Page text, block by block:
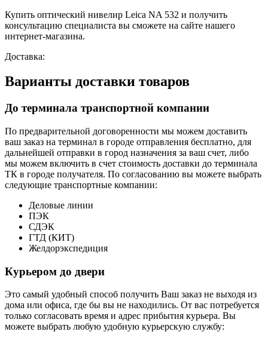
Купить оптический нивелир Leica NA 532 и получить
консультацию специалиста вы сможете на сайте нашего
интернет-магазина.
Доставка:
Варианты доставки товаров
До терминала транспортной компании
По предварительной договоренности мы можем доставить
ваш заказ на терминал в городе отправления бесплатно, для
дальнейшей отправки в город назначения за ваш счет, либо
мы можем включить в счет стоимость доставки до терминала
ТК в городе получателя. По согласованию вы можете выбрать
следующие транспортные компании:
Деловые линии
ПЭК
СДЭК
ГТД (КИТ)
Желдорэкспедиция
Курьером до двери
Это самый удобный способ получить Ваш заказ не выходя из
дома или офиса, где бы вы не находились. От вас потребуется
только согласовать время и адрес прибытия курьера. Вы
можете выбрать любую удобную курьерскую службу: